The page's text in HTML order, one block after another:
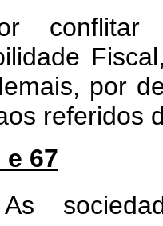
por
referidos
e 67